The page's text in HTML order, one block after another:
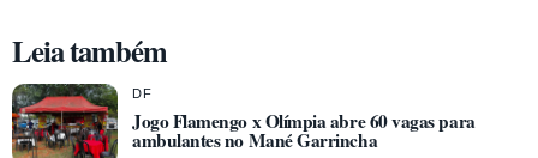
Leia também
DF
Jogo Flamengo x Olímpia abre 60 vagas para
ambulantes no Mané Garrincha